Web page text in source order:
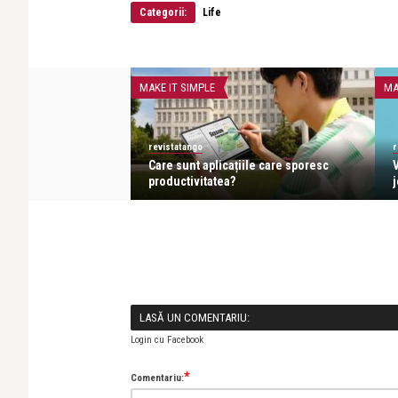
Categorii: Life
MAKE IT SIMPLE
revistatango
Care sunt aplicațiile care sporesc
productivitatea?
LASĂ UN COMENTARIU:
Login cu Facebook
Comentariu:*